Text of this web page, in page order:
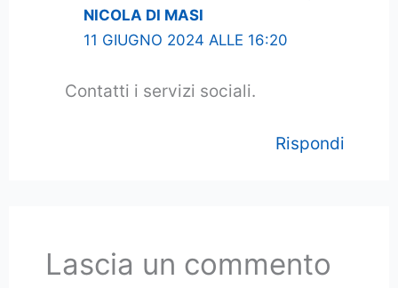
NICOLA DI MASI
11 GIUGNO 2024 ALLE 16:20
Contatti i servizi sociali.
Rispondi
Lascia un commento